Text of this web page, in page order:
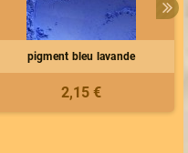
pigment bleu lavande
2,15 €